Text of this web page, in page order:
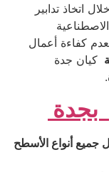
اتخاذ تدابير
كفاءة أعمال
كيان جدة
بجدة
أنواع الأسطح